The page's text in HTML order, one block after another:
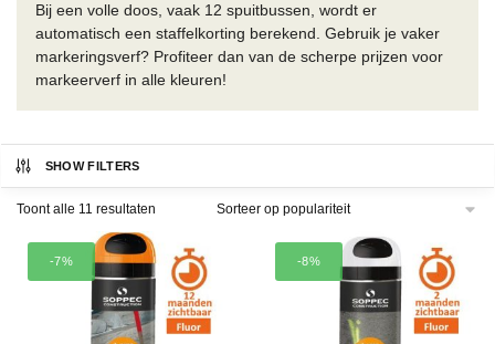
Bij een volle doos, vaak 12 spuitbussen, wordt er
automatisch een staffelkorting berekend. Gebruik je vaker
markeringsverf? Profiteer dan van de scherpe prijzen voor
markeerverf in alle kleuren!
SHOW FILTERS
Toont alle 11 resultaten Gesorteerd
populariteit
-7% -8%